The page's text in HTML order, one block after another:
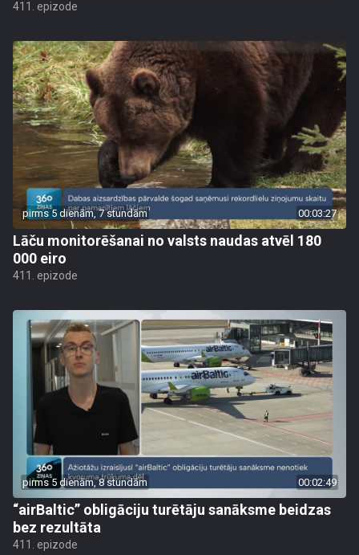
411. epizode
pirms 5 dienām, 7 stundām 00:03:27
Lāču monitorēšanai no valsts naudas atvēl 180
000 eiro
411. epizode
pirms 5 dienām, 8 stundām 00:02:49
“airBaltic” obligāciju turētāju sanāksme beidzas
bez rezultāta
411. epizode